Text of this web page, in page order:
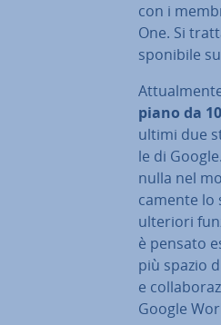
con i
One. Si
spo­ni­bi­le
piano da
ultimi due
le di
nulla nel
ca­men­te lo
ulteriori
è pensato
più spazio
e
Google